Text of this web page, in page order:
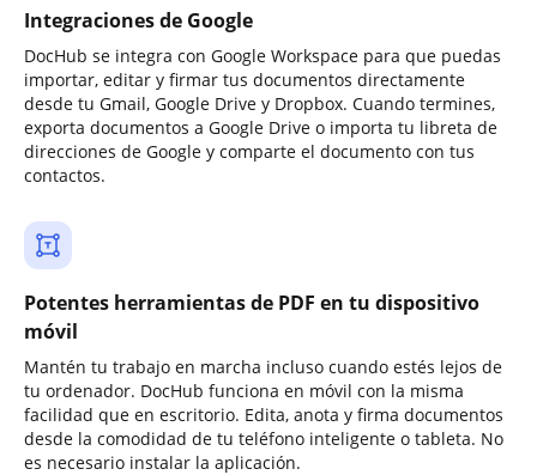
Integraciones de Google
DocHub se integra con Google Workspace para que puedas
importar, editar y firmar tus documentos directamente
desde tu Gmail, Google Drive y Dropbox. Cuando termines,
exporta documentos a Google Drive o importa tu libreta de
direcciones de Google y comparte el documento con tus
contactos.
Potentes herramientas de PDF en tu dispositivo
móvil
Mantén tu trabajo en marcha incluso cuando estés lejos de
tu ordenador. DocHub funciona en móvil con la misma
facilidad que en escritorio. Edita, anota y firma documentos
desde la comodidad de tu teléfono inteligente o tableta. No
es necesario instalar la aplicación.